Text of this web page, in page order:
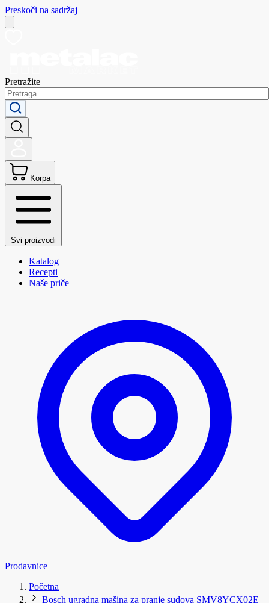
Preskoči na sadržaj
Pretražite
Korpa
Svi proizvodi
Katalog
Recepti
Naše priče
Prodavnice
Početna
Bosch ugradna mašina za pranje sudova SMV8YCX02E